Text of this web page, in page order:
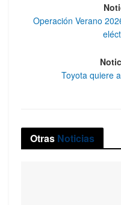
Operación Verano
Toyota quiere
Otras Noticias